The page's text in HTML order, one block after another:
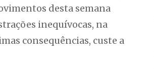
desta semana
inequívocas, na
consequências, custe a